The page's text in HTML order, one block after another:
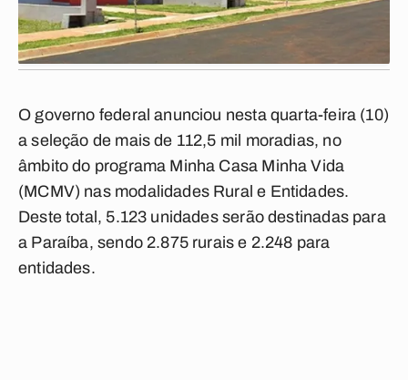
O governo federal anunciou nesta quarta-feira (10)
a seleção de mais de 112,5 mil moradias, no
âmbito do programa Minha Casa Minha Vida
(MCMV) nas modalidades Rural e Entidades.
Deste total, 5.123 unidades serão destinadas para
a Paraíba, sendo 2.875 rurais e 2.248 para
entidades.